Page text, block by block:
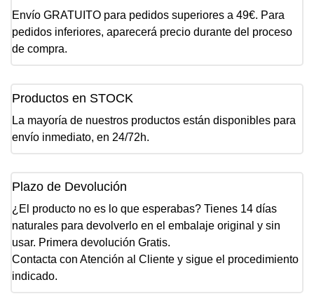
Envío GRATUITO para pedidos superiores a 49€. Para
pedidos inferiores, aparecerá precio durante del proceso
de compra.
Productos en STOCK
La mayoría de nuestros productos están disponibles para
envío inmediato, en 24/72h.
Plazo de Devolución
¿El producto no es lo que esperabas? Tienes 14 días
naturales para devolverlo en el embalaje original y sin
usar. Primera devolución Gratis.
Contacta con Atención al Cliente y sigue el procedimiento
indicado.